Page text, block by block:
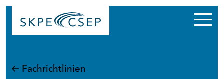
Fachrichtlinien